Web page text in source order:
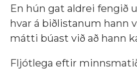
En hún gat aldrei fengið
hvar á biðlistanum hann
mátti búast við að hann
Fljótlega eftir